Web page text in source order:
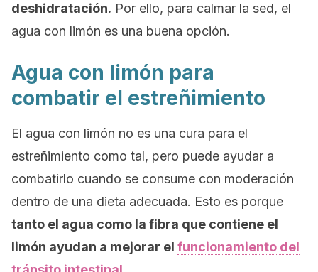
deshidratación. Por ello, para calmar la sed, el
agua con limón es una buena opción.
Agua con limón para
combatir el estreñimiento
El agua con limón no es una cura para el
estreñimiento como tal, pero puede ayudar a
combatirlo cuando se consume con moderación
dentro de una dieta adecuada. Esto es porque
tanto el agua como la fibra que contiene el
limón ayudan a mejorar el funcionamiento del